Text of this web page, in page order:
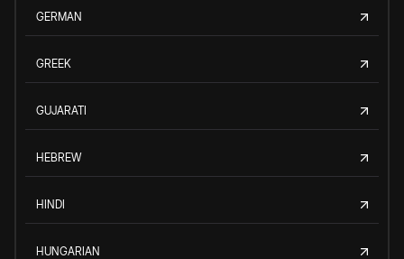
GERMAN
GREEK
GUJARATI
HEBREW
HINDI
HUNGARIAN